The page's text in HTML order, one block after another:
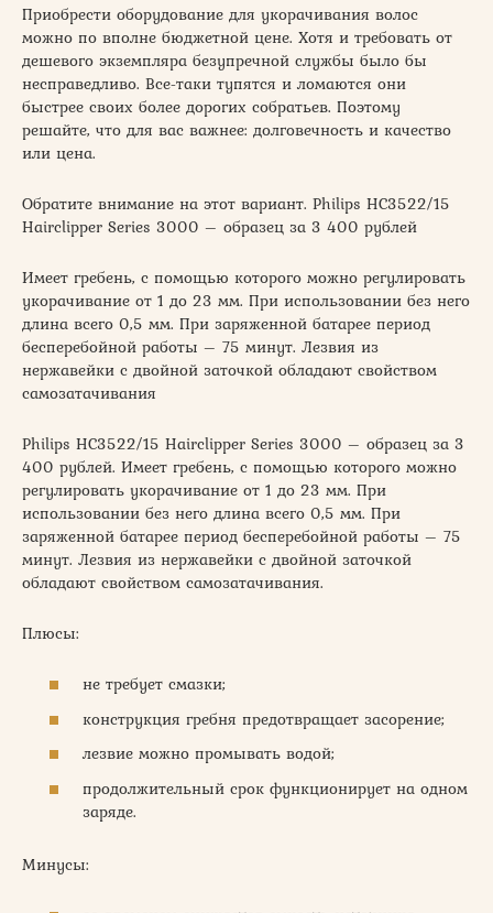
Приобрести оборудование для укорачивания волос
можно по вполне бюджетной цене. Хотя и требовать от
дешевого экземпляра безупречной службы было бы
несправедливо. Все-таки тупятся и ломаются они
быстрее своих более дорогих собратьев. Поэтому
решайте, что для вас важнее: долговечность и качество
или цена.
Обратите внимание на этот вариант. Philips HC3522/15
Hairclipper Series 3000 – образец за 3 400 рублей
Имеет гребень, с помощью которого можно регулировать
укорачивание от 1 до 23 мм. При использовании без него
длина всего 0,5 мм. При заряженной батарее период
бесперебойной работы – 75 минут. Лезвия из
нержавейки с двойной заточкой обладают свойством
самозатачивания
Philips HC3522/15 Hairclipper Series 3000 – образец за 3
400 рублей. Имеет гребень, с помощью которого можно
регулировать укорачивание от 1 до 23 мм. При
использовании без него длина всего 0,5 мм. При
заряженной батарее период бесперебойной работы – 75
минут. Лезвия из нержавейки с двойной заточкой
обладают свойством самозатачивания.
Плюсы:
не требует смазки;
конструкция гребня предотвращает засорение;
лезвие можно промывать водой;
продолжительный срок функционирует на одном
заряде.
Минусы: